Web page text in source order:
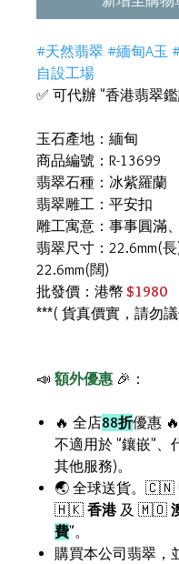
#天然翡翠 #緬甸A玉
自設工場
✅ 可代辦 "香港翡翠
玉石產地：緬甸
商品編號：R-13699
翡翠石種：冰紫羅蘭
翡翠雕工：平安扣
雕工寓意：事事圓滿
翡翠尺寸：22.6mm(
22.6mm(闊)
批發價：港幣 $1980
***( 貨真價實，請勿
📣 額外優惠 🎉：
🔥 全店88折優惠
不適用於 "鑲嵌"、
其他服務)。
🌏 全球送貨。🇨🇳
🇭🇰 香港及 🇲🇴
費"。
購買本公司翡翠，